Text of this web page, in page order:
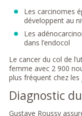
Les carcinomes
développent au
Les
dans l’endocol
Le cancer du col de
femme avec 2 900
plus fréquent chez
Diagnostic
Gustave Roussy